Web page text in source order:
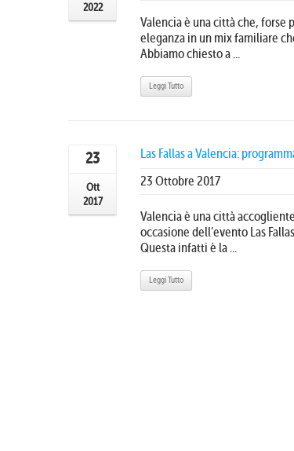
2022
Valencia è una città che,
eleganza in un mix familiare
Abbiamo chiesto a ...
Leggi Tutto
23
Ott
2017
Las Fallas a Valencia:
23 Ottobre 2017
Valencia è una città
occasione dell’evento Las
Questa infatti è la ...
Leggi Tutto